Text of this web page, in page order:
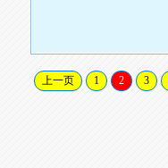
上一页 1 2 3